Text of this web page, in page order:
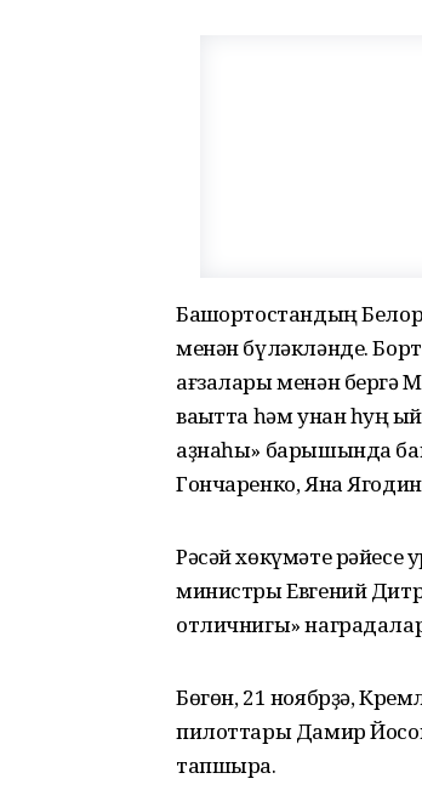
Башҡортостандың
менән бүләкләнде.
ағзалары менән бергә
ваҡытта һәм унан һуң
аҙнаһы» барышында
Гончаренко, Яна
Рәсәй хөкүмәте
министры Евгений
отличнигы»
Бөгөн, 21 ноябрҙә,
пилоттары Дамир
тапшыра.